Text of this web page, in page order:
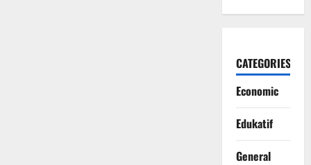
CATEGORIES
Economic
Edukatif
General